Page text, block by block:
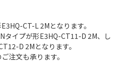
CT-L 2Mとなります。
タイプが形E3HQ-CT11-D 2M、し
D 2Mとなります。
注文も承ります。